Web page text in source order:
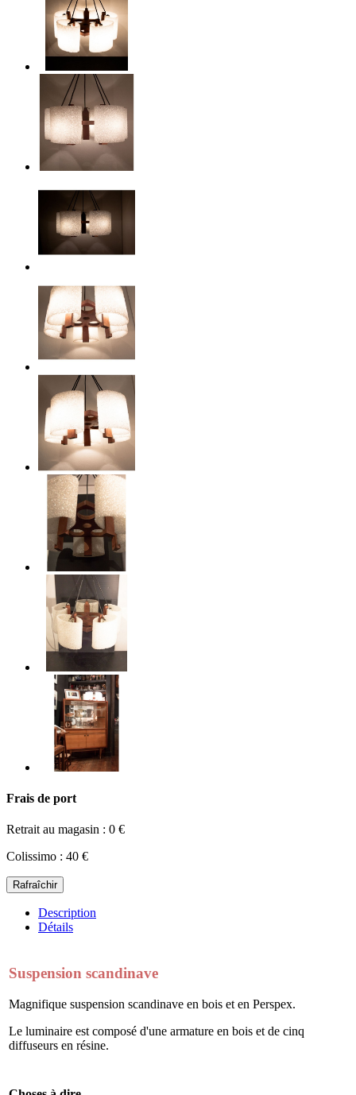
Frais de port
Retrait au magasin : 0 €
Colissimo : 40 €
Description
Détails
Suspension scandinave
Magnifique suspension scandinave en bois et en Perspex.
Le luminaire est composé d'une armature en bois et de cinq
diffuseurs en résine.